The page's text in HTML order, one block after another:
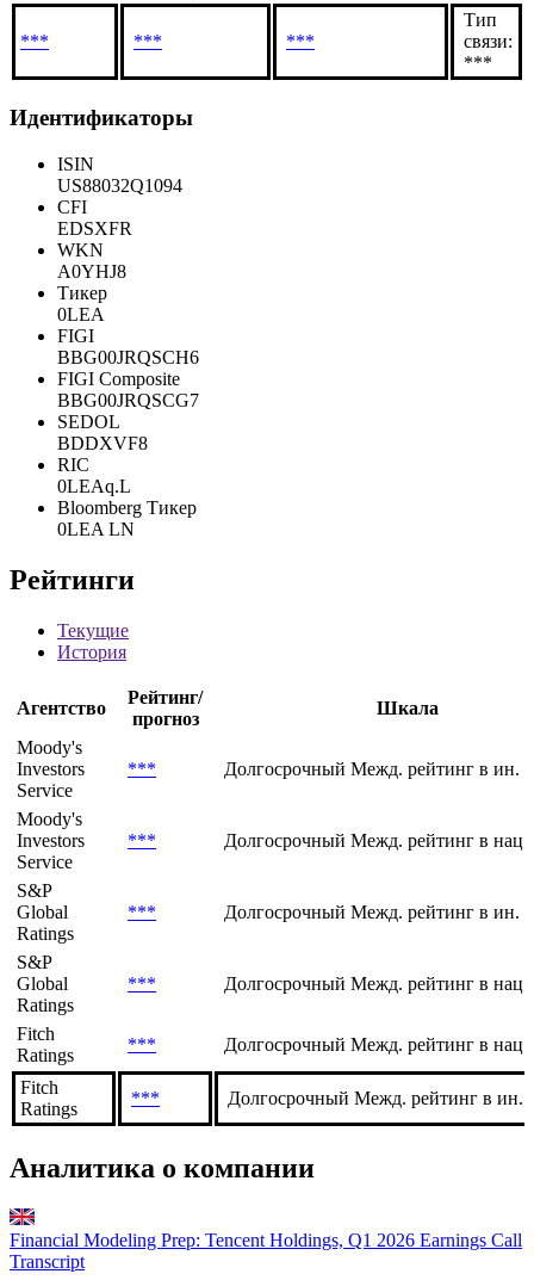
*** *** ***
Тип
связи:
***
Идентификаторы
ISIN
US88032Q1094
CFI
EDSXFR
WKN
A0YHJ8
Тикер
0LEA
FIGI
BBG00JRQSCH6
FIGI Composite
BBG00JRQSCG7
SEDOL
BDDXVF8
RIC
0LEAq.L
Bloomberg Тикер
0LEA LN
Рейтинги
Текущие
История
Агентство
Рейтинг/
прогноз
Шкала
Moody's
Investors
Service
*** Долгосрочный Межд. рейтинг в ин.
Moody's
Investors
Service
*** Долгосрочный Межд. рейтинг в нац.
S&P
Global
Ratings
*** Долгосрочный Межд. рейтинг в ин.
S&P
Global
Ratings
*** Долгосрочный Межд. рейтинг в нац.
Fitch
Ratings
*** Долгосрочный Межд. рейтинг в нац.
Fitch
Ratings
*** Долгосрочный Межд. рейтинг в ин.
Аналитика о компании
Financial Modeling Prep: Tencent Holdings, Q1 2026 Earnings Call
Transcript